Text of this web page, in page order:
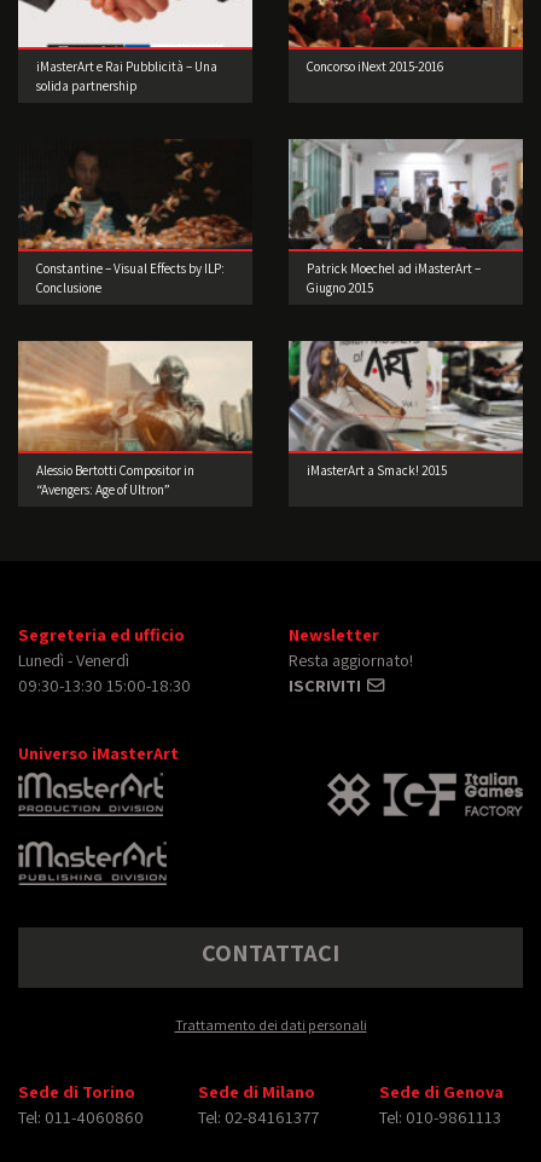
iMasterArt e Rai Pubblicità – Una
solida partnership
Concorso iNext 2015-2016
Constantine – Visual Effects by ILP:
Conclusione
Patrick Moechel ad iMasterArt –
Giugno 2015
Alessio Bertotti Compositor in
“Avengers: Age of Ultron”
iMasterArt a Smack! 2015
Segreteria ed ufficio
Lunedì - Venerdì
09:30-13:30 15:00-18:30
Newsletter
Resta aggiornato!
ISCRIVITI
Universo iMasterArt
CONTATTACI
Trattamento dei dati personali
Sede di Torino
Tel: 011-4060860
Sede di Milano
Tel: 02-84161377
Sede di Genova
Tel: 010-9861113